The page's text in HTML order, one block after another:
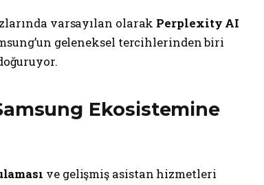
varsayılan olarak Perplexity AI
geleneksel tercihlerinden biri
Ekosistemine
ve gelişmiş asistan hizmetleri